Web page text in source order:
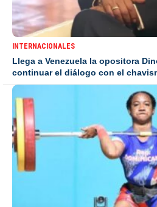
INTERNACIONALES
Llega a Venezuela la opositora
continuar el diálogo con el